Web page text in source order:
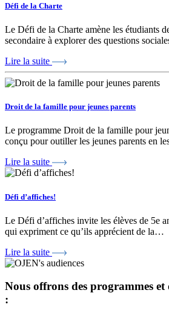
Défi de la Charte
Le Défi de la Charte amène les étudiants
secondaire à explorer des questions
Lire la suite
Droit de la famille pour jeunes parents
Le programme Droit de la famille pour
conçu pour outiller les jeunes parents en
Lire la suite
Défi d’affiches!
Le Défi d’affiches invite les élèves de 5e
qui expriment ce qu’ils apprécient de la…
Lire la suite
Nous offrons des programmes et
: